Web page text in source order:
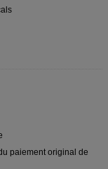
paiement original de